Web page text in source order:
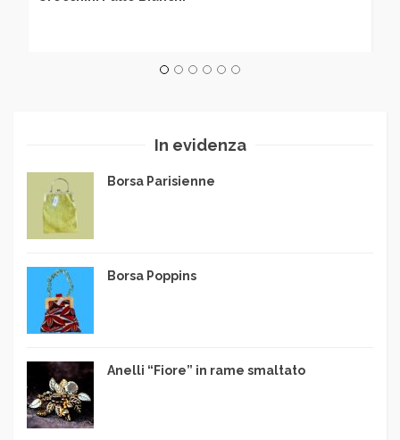
In evidenza
Borsa Parisienne
Borsa Poppins
Anelli “Fiore” in rame smaltato